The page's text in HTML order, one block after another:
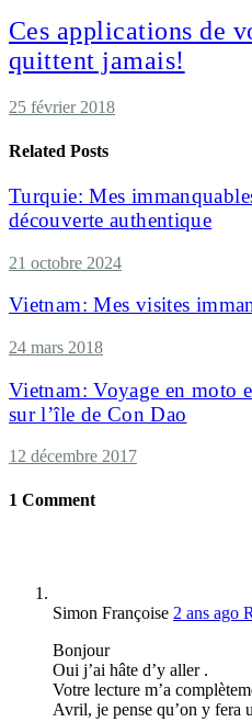
Ces applications de
quittent jamais!
25 février 2018
Related Posts
Turquie: Mes
découverte authentique
21 octobre 2024
Vietnam: Mes visites
24 mars 2018
Vietnam: Voyage en moto
sur l’île de Con Dao
12 décembre 2017
1 Comment
Simon Françoise 2 ans ago
Bonjour
Oui j’ai hâte d’y aller .
Votre lecture m’a
Avril, je pense qu’on y fera